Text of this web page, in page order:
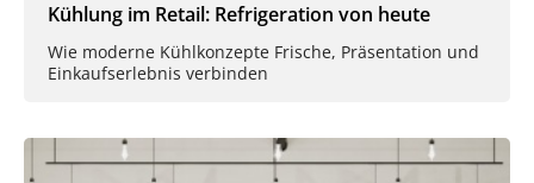
Kühlung im Retail: Refrigeration von heute
Wie moderne Kühlkonzepte Frische, Präsentation und
Einkaufserlebnis verbinden